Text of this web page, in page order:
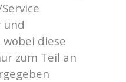
und
diese
zum Teil an